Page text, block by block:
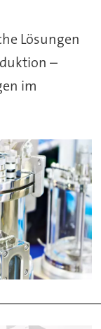
Lösungen
–
im